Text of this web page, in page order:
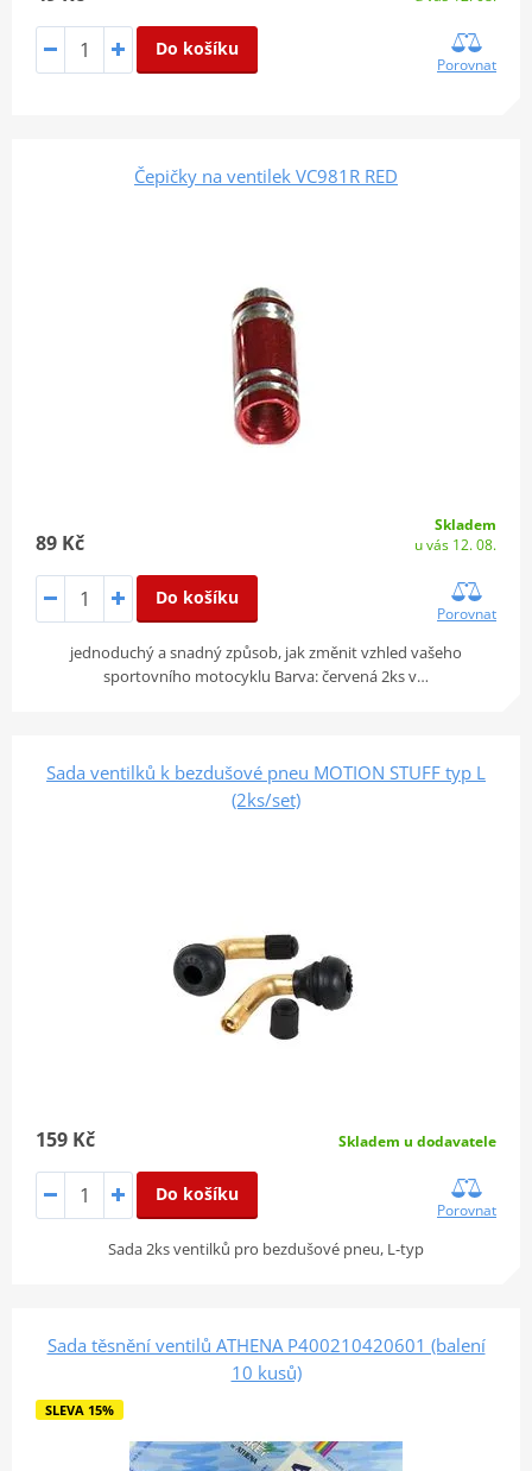
Do košíku
Porovnat
Čepičky na ventilek VC981R RED
89 Kč
Skladem
u vás 12. 08.
Do košíku
Porovnat
jednoduchý a snadný způsob, jak změnit vzhled vašeho
sportovního motocyklu Barva: červená 2ks v…
Sada ventilků k bezdušové pneu MOTION STUFF typ L
(2ks/set)
159 Kč Skladem u dodavatele
Do košíku
Porovnat
Sada 2ks ventilků pro bezdušové pneu, L-typ
Sada těsnění ventilů ATHENA P400210420601 (balení
10 kusů)
SLEVA 15%